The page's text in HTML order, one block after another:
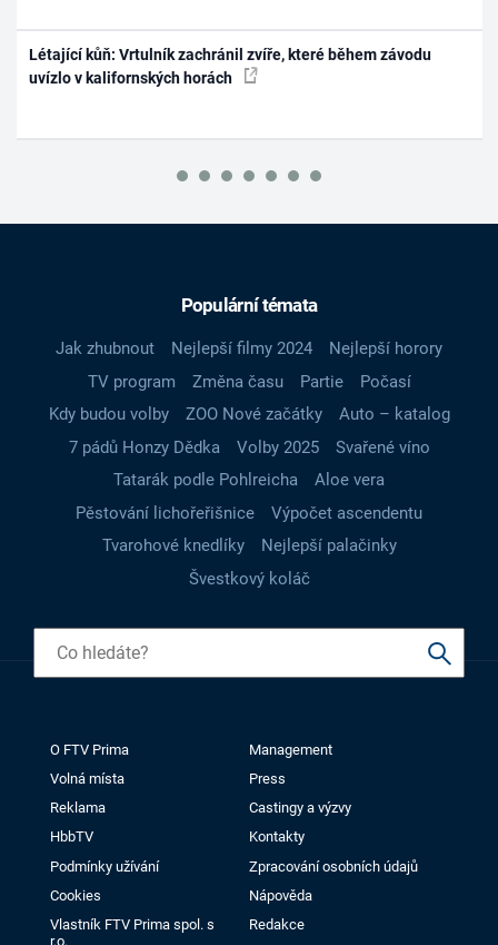
Létající kůň: Vrtulník zachránil zvíře, které během závodu
uvízlo v kalifornských horách
Populární témata
Jak zhubnout Nejlepší filmy 2024
Nejlepší horory
TV program
Změna času Partie
Počasí
Kdy budou volby
ZOO Nové začátky
Auto – katalog
7 pádů Honzy Dědka
Volby 2025
Svařené víno
Tatarák podle Pohlreicha
Aloe vera
Pěstování lichořeřišnice
Výpočet ascendentu
Tvarohové knedlíky
Nejlepší palačinky
Švestkový koláč
O FTV Prima
Management
Volná místa
Press
Reklama
Castingy a výzvy
HbbTV
Kontakty
Podmínky užívání
Zpracování osobních údajů
Cookies
Nápověda
Vlastník FTV Prima spol. s
r.o.
Redakce